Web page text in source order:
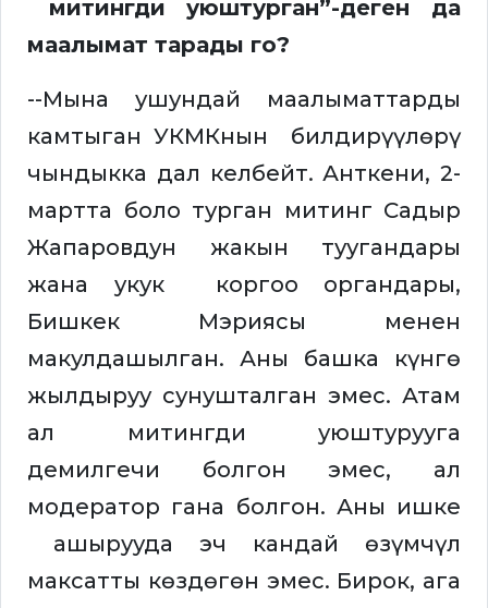
митингди уюштурган”-деген да
маалымат тарады го?
--Мына ушундай маалыматтарды
камтыган УКМКнын билдирүүлөрү
чындыкка дал келбейт. Анткени, 2-
мартта боло турган митинг Садыр
Жапаровдун жакын туугандары
жана укук коргоо органдары,
Бишкек Мэриясы менен
макулдашылган. Аны башка күнгө
жылдыруу сунушталган эмес. Атам
ал митингди уюштурууга
демилгечи болгон эмес, ал
модератор гана болгон. Аны ишке
ашырууда эч кандай өзүмчүл
максатты көздөгөн эмес. Бирок, ага